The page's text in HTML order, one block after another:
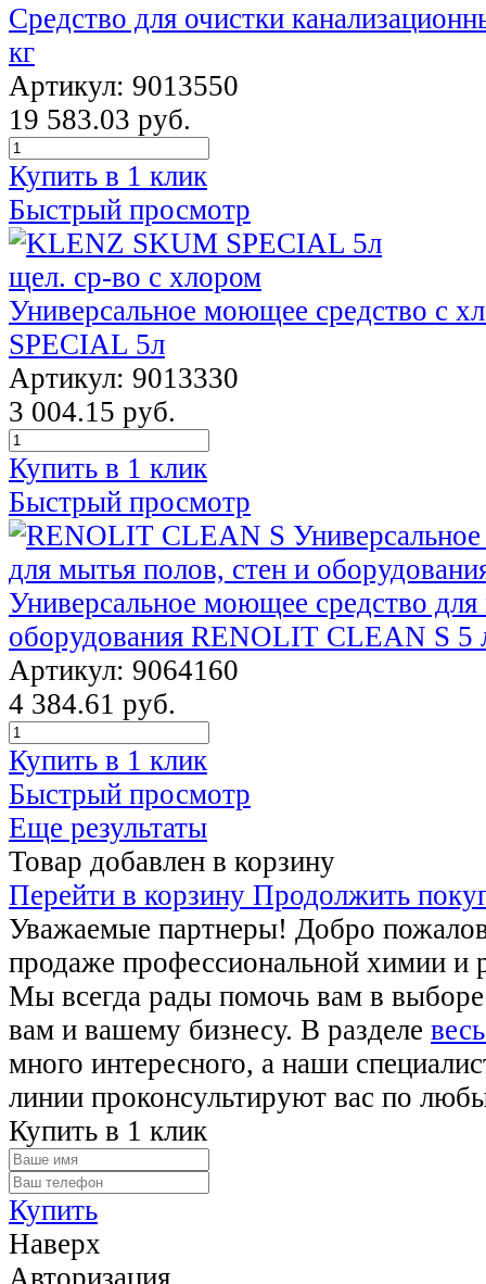
Средство для очистки
кг
Артикул: 9013550
19 583.03 руб.
Купить в 1 клик
Быстрый просмотр
Универсальное моющее средство с
SPECIAL 5л
Артикул: 9013330
3 004.15 руб.
Купить в 1 клик
Быстрый просмотр
Универсальное моющее средство
оборудования RENOLIT CLEAN S 5
Артикул: 9064160
4 384.61 руб.
Купить в 1 клик
Быстрый просмотр
Еще результаты
Товар добавлен в корзину
Перейти в корзину Продолжить
Уважаемые партнеры! Добро
продаже профессиональной химии и
Мы всегда рады помочь вам в
вам и вашему бизнесу. В разделе
много интересного, а наши
линии проконсультируют вас по
Купить в 1 клик
Купить
Наверх
Авторизация